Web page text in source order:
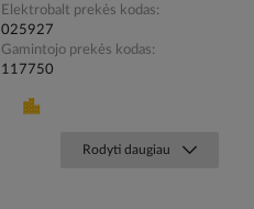
Elektrobalt prekės kodas
025927
Gamintojo prekės kodas
117750
Rodyti daugiau